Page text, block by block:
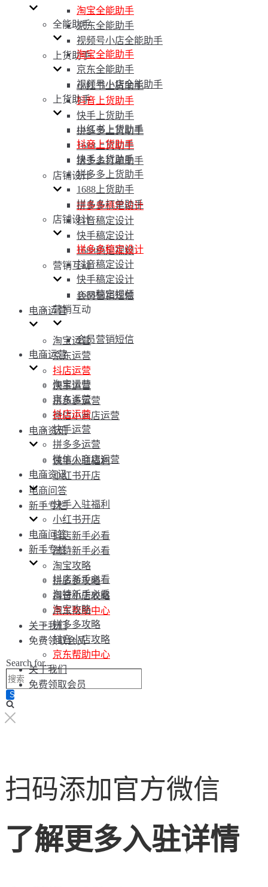
淘宝全能助手
京东全能助手
视频号小店全能助手
上货助手
小红书上货助手
抖音上货助手
快手上货助手
拼多多上货助手
1688上货助手
拼多多打单助手
店铺设计
拼多多稿定设计
抖音稿定设计
快手稿定设计
1688稿定视频
营销互动
会员营销短信
电商运营
淘宝运营
京东运营
抖店运营
快手运营
拼多多运营
微信小商店运营
电商资讯
快手入驻福利
小红书开店
电商问答
新手专栏
抖店新手必看
淘特新手必看
淘宝攻略
拼多多攻略
抖音小店攻略
京东帮助中心
关于我们
免费领取会员
Search for...
全能助手
淘宝全能助手
京东全能助手
视频号小店全能助手
上货助手
小红书上货助手
抖音上货助手
快手上货助手
拼多多上货助手
1688上货助手
拼多多打单助手
店铺设计
拼多多稿定设计
抖音稿定设计
快手稿定设计
1688稿定视频
营销互动
会员营销短信
电商运营
淘宝运营
京东运营
抖店运营
快手运营
拼多多运营
微信小商店运营
电商资讯
快手入驻福利
小红书开店
电商问答
新手专栏
抖店新手必看
淘特新手必看
淘宝攻略
拼多多攻略
抖音小店攻略
京东帮助中心
关于我们
免费领取会员
扫码添加官方微信
了解更多入驻详情